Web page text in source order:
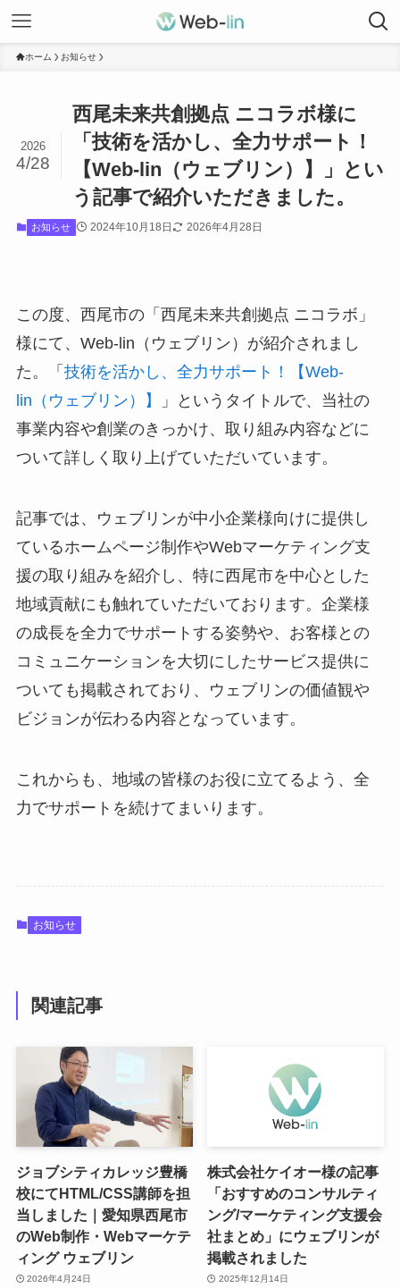
ホーム お知らせ
西尾未来共創拠点 ニコラボ様に
「技術を活かし、全力サポート！
【Web-lin（ウェブリン）】」とい
う記事で紹介いただきました。
2026
4/28
お知らせ 2024年10月18日 2026年4月28日
この度、西尾市の「西尾未来共創拠点 ニコラボ」
様にて、Web-lin（ウェブリン）が紹介されまし
た。「 技術を活かし、全力サポート！【Web-
lin（ウェブリン）】
」というタイトルで、当社の
事業内容や創業のきっかけ、取り組み内容などに
ついて詳しく取り上げていただいています。
記事では、ウェブリンが中小企業様向けに提供し
ているホームページ制作やWebマーケティング支
援の取り組みを紹介し、特に西尾市を中心とした
地域貢献にも触れていただいております。企業様
の成長を全力でサポートする姿勢や、お客様との
コミュニケーションを大切にしたサービス提供に
ついても掲載されており、ウェブリンの価値観や
ビジョンが伝わる内容となっています。
これからも、地域の皆様のお役に立てるよう、全
力でサポートを続けてまいります。
お知らせ
関連記事
ジョブシティカレッジ豊橋
校にてHTML/CSS講師を担
当しました｜愛知県西尾市
のWeb制作・Webマーケテ
ィング ウェブリン
2026年4月24日
株式会社ケイオー様の記事
「おすすめのコンサルティ
ング/マーケティング支援会
社まとめ」にウェブリンが
掲載されました
2025年12月14日